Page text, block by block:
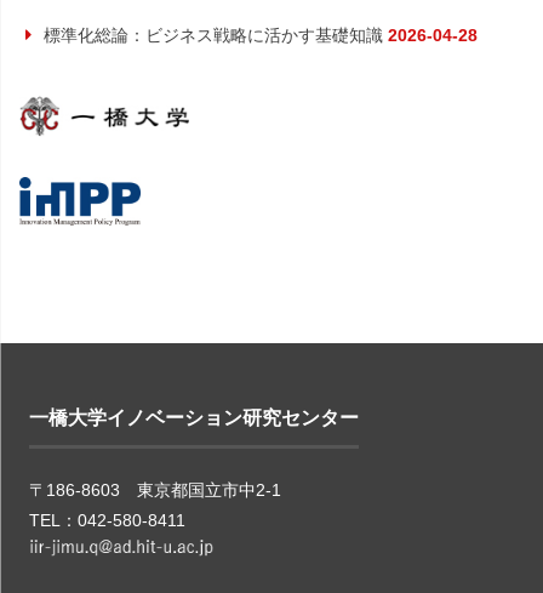
標準化総論：ビジネス戦略に活かす基礎知識 2026-04-28
一橋大学イノベーション研究センター
〒186-8603 東京都国立市中2-1
TEL：042-580-8411